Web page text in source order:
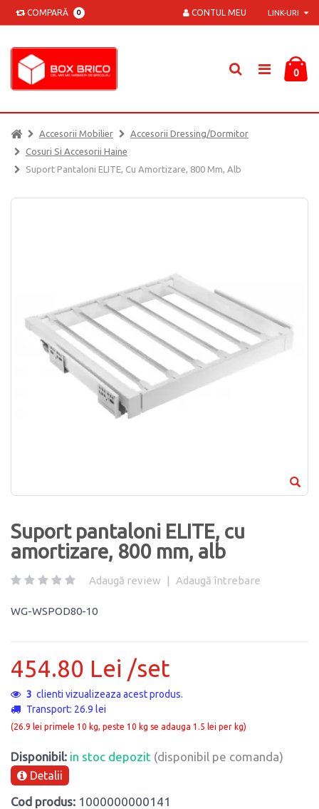
COMPARĂ 0 LINK-URI
CONTUL MEU
0
Accesorii Mobilier
Accesorii Dressing/dormitor
Cosuri Si Accesorii Haine
Suport Pantaloni ELITE, Cu Amortizare, 800 Mm, Alb
Suport pantaloni ELITE, cu
amortizare, 800 mm, alb
Adaugă review | Adaugă întrebare
WG-WSPOD80-10
454.80 Lei /set
3 clienti vizualizeaza acest produs.
Transport: 26.9 lei
(26.9 lei primele 10 kg, peste 10 kg se adauga 1.5 lei per kg)
Disponibil: in stoc depozit (disponibil pe comanda)
Detalii
Cod produs: 1000000000141